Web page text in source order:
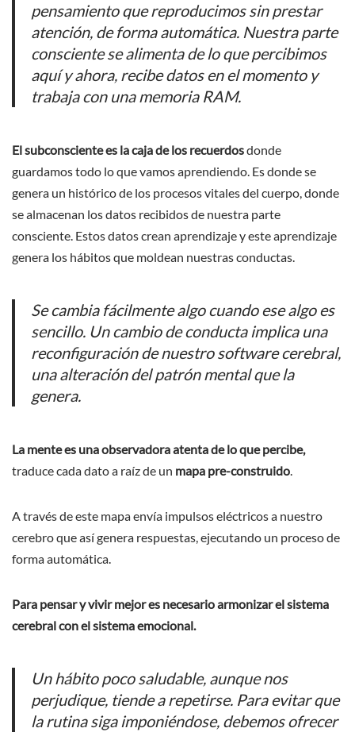
pensamiento que reproducimos sin prestar
atención, de forma automática. Nuestra parte
consciente se alimenta de lo que percibimos
aquí y ahora, recibe datos en el momento y
trabaja con una memoria RAM.
El subconsciente es la caja de los recuerdosdonde
guardamos todo lo que vamos aprendiendo. Es donde se
genera un histórico de los procesos vitales del cuerpo, donde
se almacenan los datos recibidos de nuestra parte
consciente. Estos datos crean aprendizaje y este aprendizaje
genera los hábitos que moldean nuestras conductas.
Se cambia fácilmente algo cuando ese algo es
sencillo. Un cambio de conducta implica una
reconfiguración de nuestrosoftware cerebral,
una alteración del patrón mental que la
genera.
La mente es una observadora atenta de lo que percibe,
traduce cada dato a raíz de un mapa pre-construido.
A través de este mapa envía impulsos eléctricos a nuestro
cerebro que así genera respuestas, ejecutando un proceso de
forma automática.
Para pensar y vivir mejor es necesario armonizar el sistema
cerebral con el sistema emocional.
Un hábito poco saludable, aunque nos
perjudique, tiende a repetirse. Para evitar que
la rutina siga imponiéndose, debemos ofrecer